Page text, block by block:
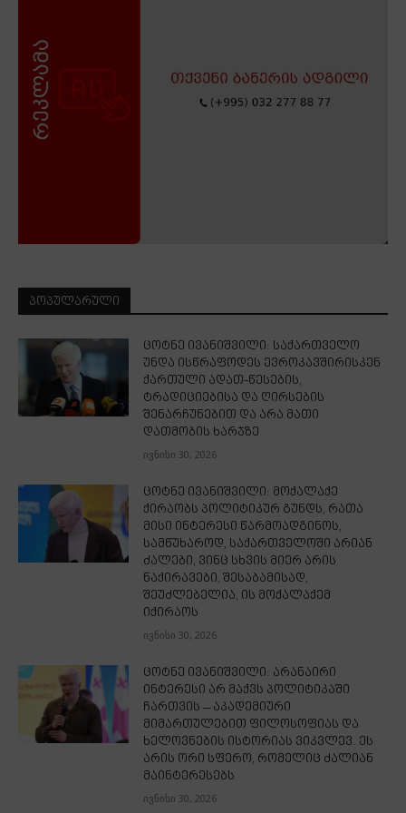
ᲞᲝᲞᲣᲚᲐᲠᲣᲚᲘ
ცოტნე ივანიშვილი: საქართველო
უნდა ისწრაფოდეს ევროკავშირისკენ
ქართული ადათ-წესების,
ტრადიციებისა და ღირსების
შენარჩუნებით და არა მათი
დათმობის ხარჯზე
ივნისი 30, 2026
ცოტნე ივანიშვილი: მოქალაქე
ქირაობს პოლიტიკურ გუნდს, რათა
მისი ინტერესი წარმოადგინოს,
სამწუხაროდ, საქართველოში არიან
ძალები, ვინც სხვის მიერ არის
ნაქირავები, შესაბამისად,
შეუძლებელია, ის მოქალაქემ
იქირაოს
ივნისი 30, 2026
ცოტნე ივანიშვილი: არანაირი
ინტერესი არ მაქვს პოლიტიკაში
ჩართვის – აკადემიური
მიმართულებით ფილოსოფიას და
ხელოვნების ისტორიას ვიკვლევ. ეს
არის ორი სფერო, რომელიც ძალიან
მაინტერესებს
ივნისი 30, 2026